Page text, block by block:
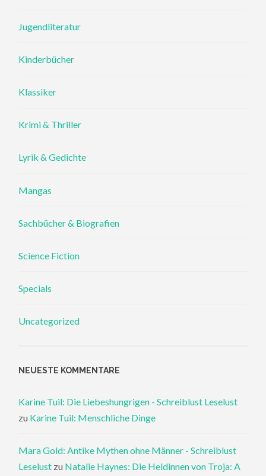
Jugendliteratur
Kinderbücher
Klassiker
Krimi & Thriller
Lyrik & Gedichte
Mangas
Sachbücher & Biografien
Science Fiction
Specials
Uncategorized
NEUESTE KOMMENTARE
Karine Tuil: Die Liebeshungrigen - Schreiblust Leselust
zu Karine Tuil: Menschliche Dinge
Mara Gold: Antike Mythen ohne Männer - Schreiblust
Leselust zu Natalie Haynes: Die Heldinnen von Troja: A